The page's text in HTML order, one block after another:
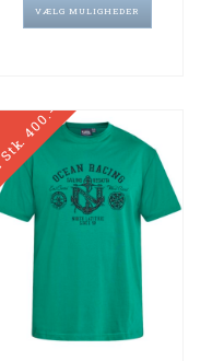
VÆLG MULIGHEDER
2 Stk. 400.-